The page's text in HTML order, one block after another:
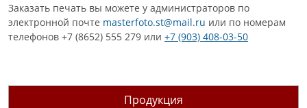
Заказать печать вы можете у администраторов по
электронной почте masterfoto.st@mail.ru или по номерам
телефонов +7 (8652) 555 279 или +7 (903) 408-03-50
Продукция